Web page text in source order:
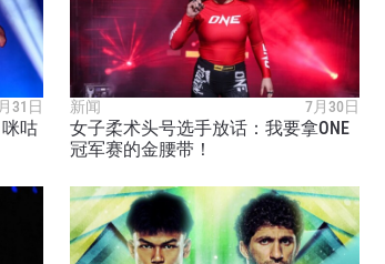
31日
咪咕
新闻 7月30日
女子柔术头号选手放话：我要拿ONE
冠军赛的金腰带！